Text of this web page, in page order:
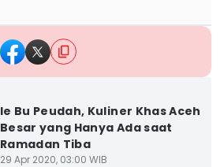
Ie Bu Peudah, Kuliner Khas Aceh
Besar yang Hanya Ada saat
Ramadan Tiba
29 Apr 2020, 03:00 WIB